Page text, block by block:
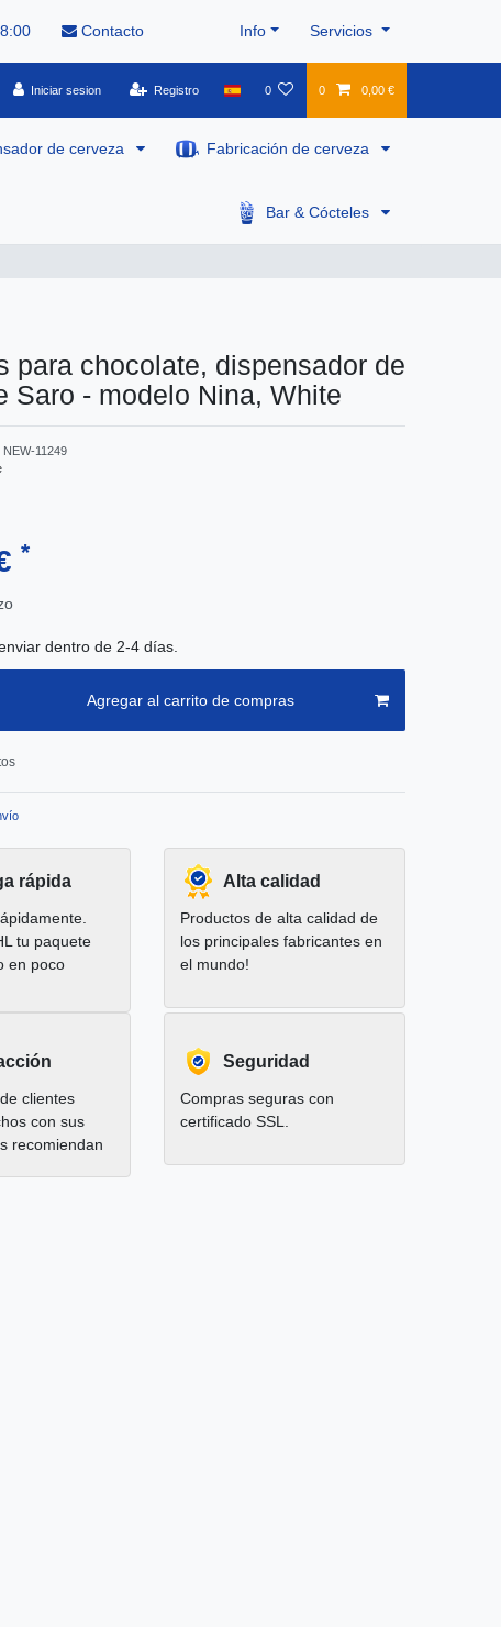
Contacto Info Servicios
Iniciar sesion Registro 0 0 0,00 €
de cerveza Fabricación de cerveza
Bar & Cócteles
para chocolate, dispensador de
Saro - modelo Nina, White
NEW-11249
*
dentro de 2-4 días.
Agregar al carrito de compras
rápida
tu paquete
en poco
Alta calidad
Productos de alta calidad de
los principales fabricantes en
el mundo!
clientes
con sus
recomiendan
Seguridad
Compras seguras con
certificado SSL.